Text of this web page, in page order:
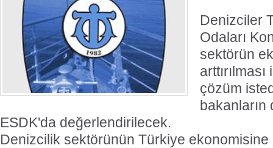
Denizciler
Odaları
sektörün
çözüm
bakanların
ESDK'da değerlendirilecek.
Denizcilik sektörünün Türkiye ekonomisine